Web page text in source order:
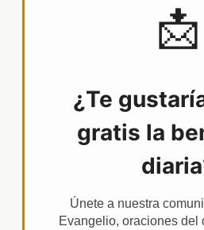
📩
¿Te
gratis la
Únete a nuestra
Evangelio, oraciones del